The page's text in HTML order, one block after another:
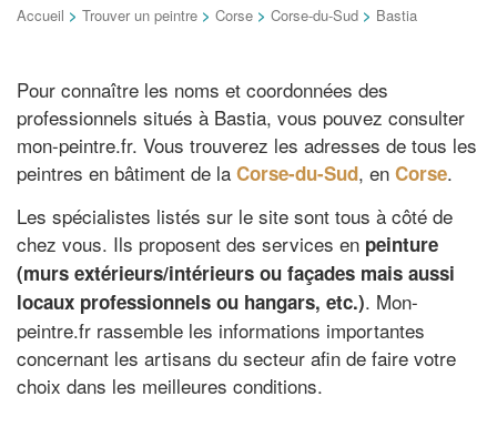
Accueil > Trouver un peintre > Corse > Corse-du-Sud > Bastia
Pour connaître les noms et coordonnées des
professionnels situés à Bastia, vous pouvez consulter
mon-peintre.fr. Vous trouverez les adresses de tous les
peintres en bâtiment de la Corse-du-Sud, en Corse.
Les spécialistes listés sur le site sont tous à côté de
chez vous. Ils proposent des services en peinture
(murs extérieurs/intérieurs ou façades mais aussi
locaux professionnels ou hangars, etc.). Mon-
peintre.fr rassemble les informations importantes
concernant les artisans du secteur afin de faire votre
choix dans les meilleures conditions.